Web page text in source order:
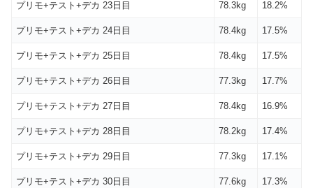
プリモ+テスト+デカ 23日目 78.3kg 18.2%
プリモ+テスト+デカ 24日目 78.4kg 17.5%
プリモ+テスト+デカ 25日目 78.4kg 17.5%
プリモ+テスト+デカ 26日目 77.3kg 17.7%
プリモ+テスト+デカ 27日目 78.4kg 16.9%
プリモ+テスト+デカ 28日目 78.2kg 17.4%
プリモ+テスト+デカ 29日目 77.3kg 17.1%
プリモ+テスト+デカ 30日目 77.6kg 17.3%